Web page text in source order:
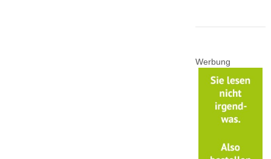
Werbung